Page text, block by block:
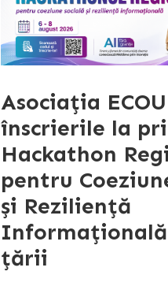
Asociația
înscrierile la
Hackathon
pentru
și Reziliență
Informațională
țării